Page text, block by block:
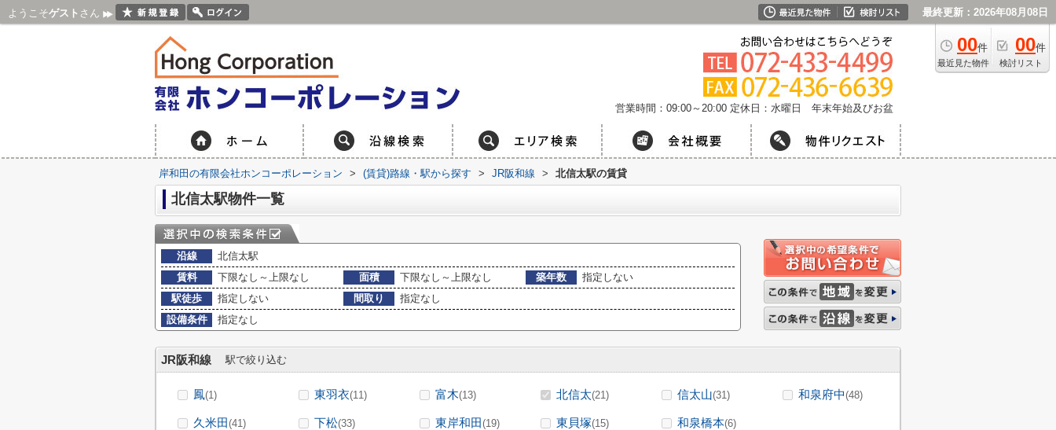
ようこそゲスト さん 最終更新：2026年08月08日
00件
最近見た物件
00件
検討リスト
営業時間：09:00～20:00 定休日：水曜日 年末年始及びお盆
岸和田の有限会社ホンコーポレーション > (賃貸)路線・駅から探す > JR阪和線 > 北信太駅の賃貸
北信太駅物件一覧
沿線
北信太駅
賃料
下限なし～上限なし 面積 下限なし～上限なし 築年数
指定しない
駅徒歩
指定しない 間取り
指定なし
設備条件
指定なし
JR阪和線 駅で絞り込む
鳳(1) 東羽衣(11) 富木(13) 北信太(21) 信太山(31) 和泉府中(48)
久米田(41) 下松(33) 東岸和田(19) 東貝塚(15) 和泉橋本(6)